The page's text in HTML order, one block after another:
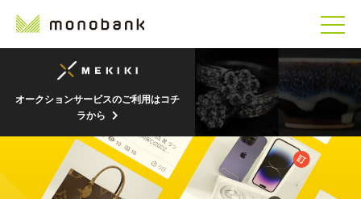
オークションサービスのご利用はコチ
ラから